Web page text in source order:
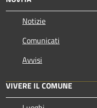
Notizie
Comunicati
Avvisi
VIVERE IL COMUNE